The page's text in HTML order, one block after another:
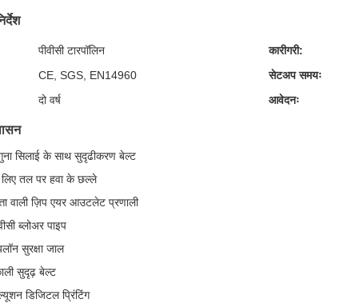
पीवीसी टारपॉलिन कारीगरी:
CE, SGS, EN14960 सेटअप समयः
दो वर्ष आवेदनः
सिलाई के साथ सुदृढीकरण बेल्ट
लिए तल पर हवा के छल्ले
वाली ज़िप एयर आउटलेट प्रणाली
ब्लोअर पाइप
सुरक्षा जाल
सुदृढ़ बेल्ट
डिजिटल प्रिंटिंग